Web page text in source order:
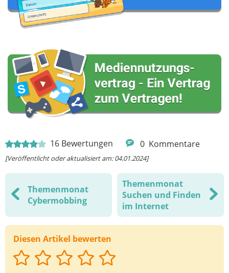
16 Bewertungen 0 Kommentare
[Veröffentlicht oder aktualisiert am: 04.01.2024]
Themenmonat
Cybermobbing
Themenmonat
Suchen und Finden
im Internet
Diesen Artikel bewerten